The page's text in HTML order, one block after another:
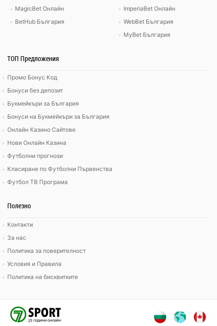
MagicBet Онлайн
BetHub България
ImperiaBet Онлайн
WebBet България
MyBet България
ТОП Предложения
Промо Бонус Код
Бонуси без депозит
Букмейкъри за България
Бонуси на Букмейкъри за България
Онлайн Казино Сайтове
Нови Онлайн Казина
Футболни прогнози
Класиране по Футболни Първенства
Футбол ТВ Програма
Полезно
Контакти
За нас
Политика за поверителност
Условия и Правила
Политика на бисквитките